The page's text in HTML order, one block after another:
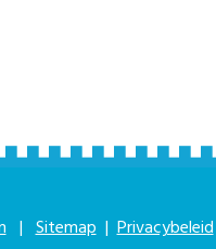
| Sitemap |Privacybeleid